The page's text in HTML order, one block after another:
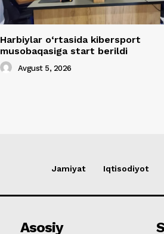
Harbiylar o‘rtasida kibersport
musobaqasiga start berildi
Avgust 5, 2026
Jamiyat Iqtisodiyot
Asosiy